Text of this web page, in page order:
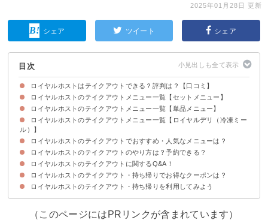
2025年01月28日 更新
シェア ツイート シェア
目次
ロイヤルホストはテイクアウトできる？評判は？【口コミ】
ロイヤルホストはテイクアウトできる！
ロイヤルホストのテイクアウトメニュー一覧【セットメニュー】
ロイヤルホストのテイクアウトメニュー一覧【単品メニュー】
ロイヤルホストのテイクアウトメニュー一覧【ロイヤルデリ（冷凍ミー
ル）】
ロイヤルホストのテイクアウトでおすすめ・人気なメニューは？
3位：ハムとチキンのクラブハウスサンド（950円）
2位：コスモドリア（650円）
1位：アンガスサーロインステーキ重（1,450円）
ロイヤルホストのテイクアウトのやり方は？予約できる？
①ネット注文
②電話注文
ロイヤルホストのテイクアウトに関するQ&A！
Q1、持ち帰りの営業時間は？何時から・何時まで？
Q2、対応している支払い方法は？
Q3、持ち帰りの美味しい温め方は？容器はレンジ対応？
ロイヤルホストのテイクアウト・持ち帰りでお得なクーポンは？
ロイヤルホストのテイクアウト・持ち帰りを利用してみよう
（このページにはPRリンクが含まれています）